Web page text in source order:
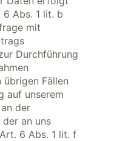
Abs. 1 lit. b
mit
Durchführung
Fällen
auf unserem
der
an uns
6 Abs. 1 lit. f